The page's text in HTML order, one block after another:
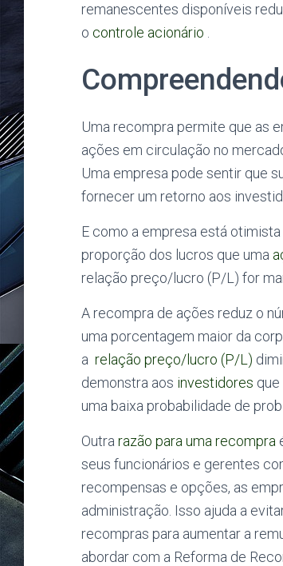
remanescentes disponíveis
o controle acionário
Uma recompra permite que as
ações em circulação no
Uma empresa pode sentir que
fornecer um retorno aos
E como a empresa está
proporção dos lucros que uma
relação preço/lucro (P/L) for
A recompra de ações reduz o
uma porcentagem maior da
a relação preço/lucro (P/L)
demonstra aos investidores
uma baixa probabilidade de
Outra razão para uma recompra
seus funcionários e gerentes
recompensas e opções, as
administração. Isso ajuda a
recompras para aumentar a
abordar com a Reforma de